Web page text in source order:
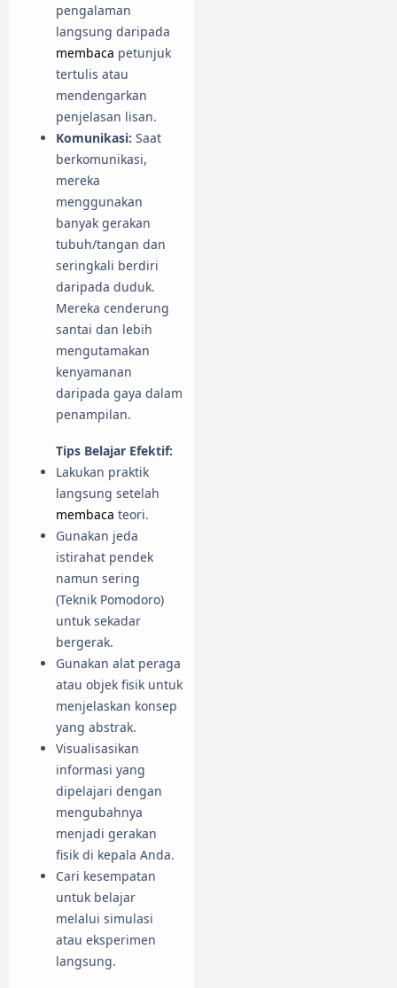
pengalaman
langsung daripada
membaca petunjuk
tertulis atau
mendengarkan
penjelasan lisan.
Komunikasi: Saat
berkomunikasi,
mereka
menggunakan
banyak gerakan
tubuh/tangan dan
seringkali berdiri
daripada duduk.
Mereka cenderung
santai dan lebih
mengutamakan
kenyamanan
daripada gaya dalam
penampilan.
Tips Belajar Efektif:
Lakukan praktik
langsung setelah
membaca teori.
Gunakan jeda
istirahat pendek
namun sering
(Teknik Pomodoro)
untuk sekadar
bergerak.
Gunakan alat peraga
atau objek fisik untuk
menjelaskan konsep
yang abstrak.
Visualisasikan
informasi yang
dipelajari dengan
mengubahnya
menjadi gerakan
fisik di kepala Anda.
Cari kesempatan
untuk belajar
melalui simulasi
atau eksperimen
langsung.